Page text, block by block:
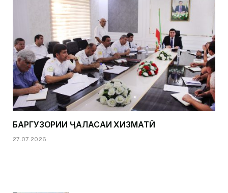
БАРГУЗОРИИ ҶАЛАСАИ ХИЗМАТӢ
27.07.2026